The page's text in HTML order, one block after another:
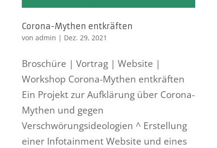
Corona-Mythen entkräften
von admin | Dez. 29, 2021
Broschüre | Vortrag | Website |
Workshop Corona-Mythen entkräften
Ein Projekt zur Aufklärung über Corona-
Mythen und gegen
Verschwörungsideologien ^ Erstellung
einer Infotainment Website und eines